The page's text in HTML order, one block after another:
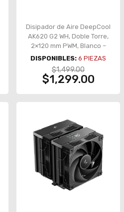
Disipador de Aire DeepCool
AK620 G2 WH, Doble Torre,
2×120 mm PWM, Blanco –
AK620 G2 WH
DISPONIBLES: 6 PIEZAS
$1,499.00
$1,299.00